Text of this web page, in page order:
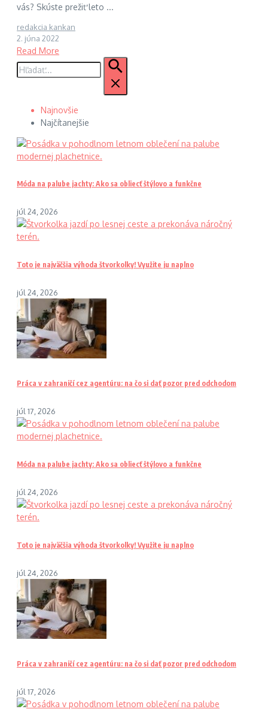
vás? Skúste prežiť leto ...
redakcia kankan
2. júna 2022
Read More
Hľadať:
Najnovšie
Najčítanejšie
Móda na palube jachty: Ako sa obliecť štýlovo a funkčne
júl 24, 2026
Toto je najväčšia výhoda štvorkolky! Využite ju naplno
júl 24, 2026
Práca v zahraničí cez agentúru: na čo si dať pozor pred odchodom
júl 17, 2026
Móda na palube jachty: Ako sa obliecť štýlovo a funkčne
júl 24, 2026
Toto je najväčšia výhoda štvorkolky! Využite ju naplno
júl 24, 2026
Práca v zahraničí cez agentúru: na čo si dať pozor pred odchodom
júl 17, 2026